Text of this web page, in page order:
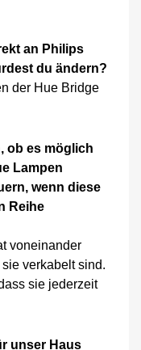
an Philips
du ändern?
der Hue Bridge
ob es möglich
Lampen
wenn diese
Reihe
voneinander
verkabelt sind.
sie jederzeit
unser Haus